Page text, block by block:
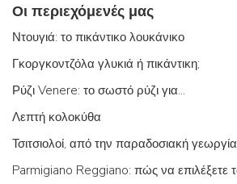
Οι περιεχόμενές μας
Ντουγιά: το πικάντικο λουκάνικο
Γκοργκοντζόλα γλυκιά ή πικάντικη;
Ρύζι Venere: το σωστό ρύζι για...
Λεπτή κολοκύθα
Τσιτσιολοί, από την παραδοσιακή γεωργία